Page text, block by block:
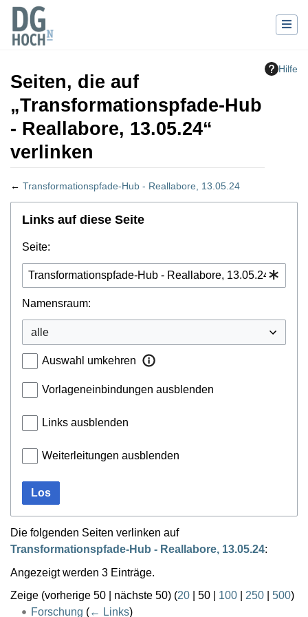
Hilfe
Seiten, die auf
„Transformationspfade-Hub
- Reallabore, 13.05.24“
verlinken
← Transformationspfade-Hub - Reallabore, 13.05.24
Wechseln zu:Navigation,Suche
Links auf diese Seite
Seite:
Namensraum:
Auswahl umkehren
Vorlageneinbindungen ausblenden
Links ausblenden
Weiterleitungen ausblenden
Los
Die folgenden Seiten verlinken auf
Transformationspfade-Hub - Reallabore, 13.05.24:
Angezeigt werden 3 Einträge.
Zeige (vorherige 50 nächste 50) (20 50 100 250 500)
Forschung (← Links)